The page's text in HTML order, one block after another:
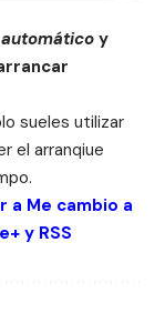
y
sueles utilizar
el arranqiue
a Me cambio a
y RSS